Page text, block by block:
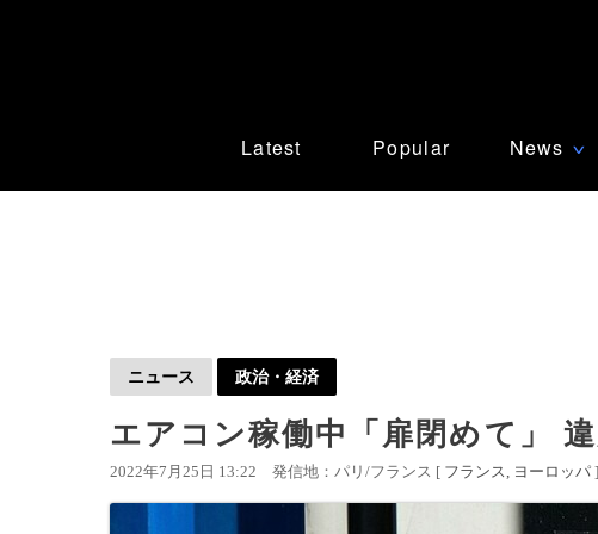
Latest Popular News ∨
ニュース 政治・経済
エアコン稼働中「扉閉めて」
2022年7月25日 13:22 発信地：パリ/フランス [ フランス ヨーロッパ ]